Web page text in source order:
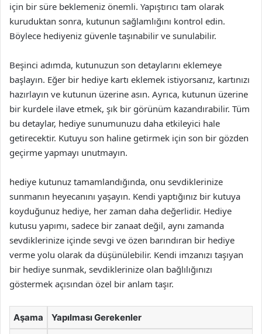
için bir süre beklemeniz önemli. Yapıştırıcı tam olarak
kuruduktan sonra, kutunun sağlamlığını kontrol edin.
Böylece hediyeniz güvenle taşınabilir ve sunulabilir.
Beşinci adımda, kutunuzun son detaylarını eklemeye
başlayın. Eğer bir hediye kartı eklemek istiyorsanız, kartınızı
hazırlayın ve kutunun üzerine asın. Ayrıca, kutunun üzerine
bir kurdele ilave etmek, şık bir görünüm kazandırabilir. Tüm
bu detaylar, hediye sunumunuzu daha etkileyici hale
getirecektir. Kutuyu son haline getirmek için son bir gözden
geçirme yapmayı unutmayın.
hediye kutunuz tamamlandığında, onu sevdiklerinize
sunmanın heyecanını yaşayın. Kendi yaptığınız bir kutuya
koyduğunuz hediye, her zaman daha değerlidir. Hediye
kutusu yapımı, sadece bir zanaat değil, aynı zamanda
sevdiklerinize içinde sevgi ve özen barındıran bir hediye
verme yolu olarak da düşünülebilir. Kendi imzanızı taşıyan
bir hediye sunmak, sevdiklerinize olan bağlılığınızı
göstermek açısından özel bir anlam taşır.
Aşama Yapılması Gerekenler